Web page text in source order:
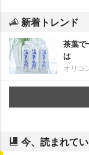
新着トレンド
茶葉で
は
オリコ
今、読まれて